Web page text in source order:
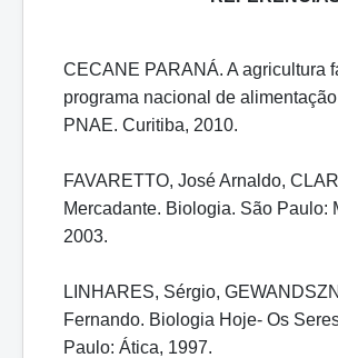
CECANE PARANÁ. A agricultura
programa nacional de
PNAE. Curitiba, 2010.
FAVARETTO, José Arnaldo,
Mercadante. Biologia. São Paulo:
2003.
LINHARES, Sérgio,
Fernando. Biologia Hoje- Os
Paulo: Ática, 1997.